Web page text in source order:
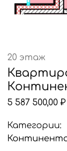
20 этаж
5 587 500,00 ₽
Категории: